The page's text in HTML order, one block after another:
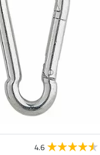
4.6